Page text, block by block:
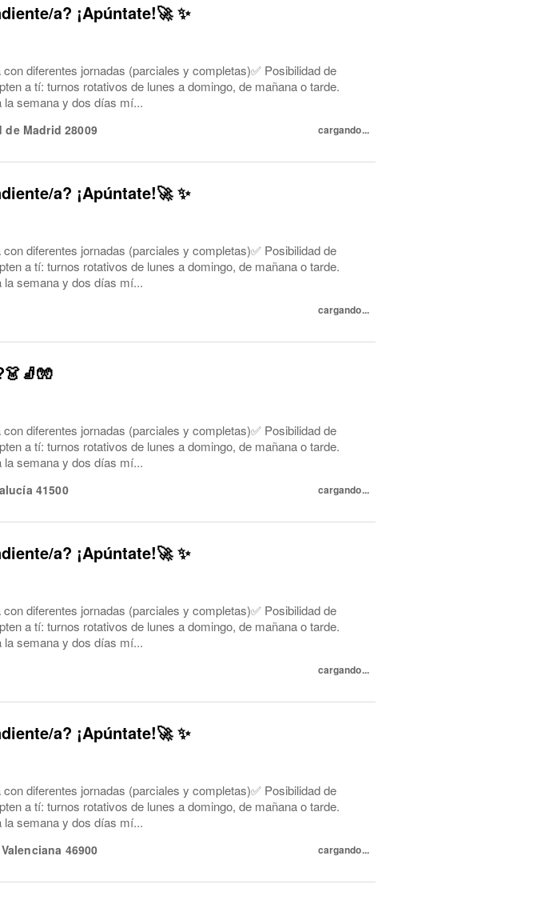
a? ¡Apúntate!🚀 ✨
diferentes jornadas (parciales y completas)✅ Posibilidad de
a tí: turnos rotativos de lunes a domingo, de mañana o tarde.
la semana y dos días mí...
de Madrid 28009 cargando...
a? ¡Apúntate!🚀 ✨
diferentes jornadas (parciales y completas)✅ Posibilidad de
a tí: turnos rotativos de lunes a domingo, de mañana o tarde.
la semana y dos días mí...
cargando...
diferentes jornadas (parciales y completas)✅ Posibilidad de
a tí: turnos rotativos de lunes a domingo, de mañana o tarde.
la semana y dos días mí...
41500 cargando...
a? ¡Apúntate!🚀 ✨
diferentes jornadas (parciales y completas)✅ Posibilidad de
a tí: turnos rotativos de lunes a domingo, de mañana o tarde.
la semana y dos días mí...
cargando...
a? ¡Apúntate!🚀 ✨
diferentes jornadas (parciales y completas)✅ Posibilidad de
a tí: turnos rotativos de lunes a domingo, de mañana o tarde.
la semana y dos días mí...
46900 cargando...